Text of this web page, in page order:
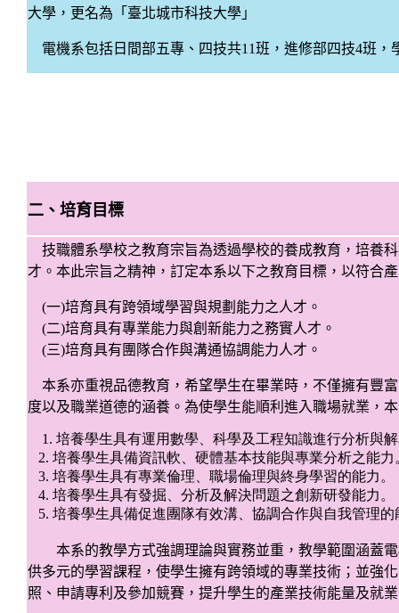
大學，更名為「臺北城市科技大學」
電機系包括日間部五專、四技共11 班，進修部四技4班，
二、培育目標
技職體系學校之教育宗旨為透過學校的養成教育，培養
才。本此宗旨之精神，訂定本系以下之教育目標，以符合
(一)培育具有跨領域學習與規劃能力之人才。
(二)培育具有專業能力與創新能力之務實人才。
(三)培育具有團隊合作與溝通協調能力人才。
本系亦重視品德教育，希望學生在畢業時，不僅擁有豐
度以及職業道德的涵養。為使學生能順利進入職場就業，
1. 培養學生具有運用數學、科學及工程知識進行分析與
2. 培養學生具備資訊軟、硬體基本技能與專業分析之能力
3. 培養學生具有專業倫理、職場倫理與終身學習的能力。
4. 培養學生具有發掘、分析及解決問題之創新研發能力。
5. 培養學生具備促進團隊有效溝、協調合作與自我管理的
本系的教學方式強調理論與實務並重，教學範圍涵蓋
供多元的學習課程，使學生擁有跨領域的專業技術；並強
照、申請專利及參加競賽，提升學生的產業技術能量及就